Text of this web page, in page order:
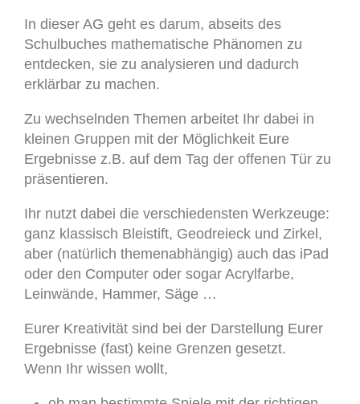
In dieser AG geht es darum, abseits des
Schulbuches mathematische Phänomen zu
entdecken, sie zu analysieren und dadurch
erklärbar zu machen.
Zu wechselnden Themen arbeitet Ihr dabei in
kleinen Gruppen mit der Möglichkeit Eure
Ergebnisse z.B. auf dem Tag der offenen Tür zu
präsentieren.
Ihr nutzt dabei die verschiedensten Werkzeuge:
ganz klassisch Bleistift, Geodreieck und Zirkel,
aber (natürlich themenabhängig) auch das iPad
oder den Computer oder sogar Acrylfarbe,
Leinwände, Hammer, Säge …
Eurer Kreativität sind bei der Darstellung Eurer
Ergebnisse (fast) keine Grenzen gesetzt.
Wenn Ihr wissen wollt,